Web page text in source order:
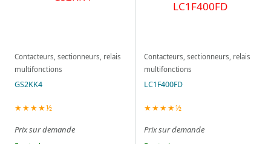
Contacteurs, sectionneurs, relais
multifonctions
GS2KK4
★★★★½
Prix sur demande
Contacteurs, sectionneurs, relais
multifonctions
LC1F400FD
★★★★½
Prix sur demande